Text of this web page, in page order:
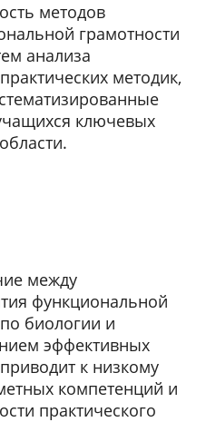
методов
грамотности
анализа
методик,
ключевых
между
функциональной
биологии и
эффективных
к низкому
компетенций и
практического